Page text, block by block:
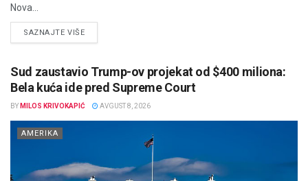
Nova...
SAZNAJTE VIŠEDETAILS
Sud zaustavio Trump-ov projekat od $400 miliona:
Bela kuća ide pred Supreme Court
BY MILOS KRIVOKAPIĆ AVGUST 8, 2026
AMERIKA